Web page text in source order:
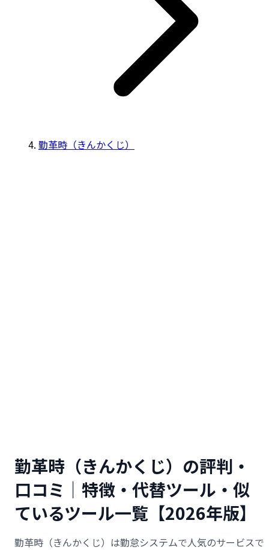
勤革時（きんかくじ）
勤革時（きんかくじ）の評判・
口コミ｜特徴・代替ツール・似
ているツール一覧【2026年版】
勤革時（きんかくじ）は勤怠システムで人気のサービスで